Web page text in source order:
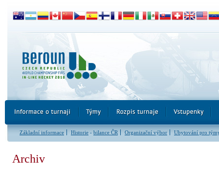
Základní informace Historie - bilance ČR Organizační výbor Ubytování pro
Archiv